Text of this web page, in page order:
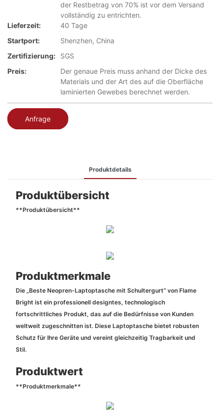
der Restbetrag von 70% ist vor dem Versand
vollständig zu entrichten.
Lieferzeit:
40 Tage
Startport:
Shenzhen, China
Zertifizierung:
SGS
Preis:
Der genaue Preis muss anhand der Dicke des
Materials und der Art des auf die Oberfläche
laminierten Gewebes berechnet werden.
Anfrage
Produktdetails
Produktübersicht
**Produktübersicht**
Produktmerkmale
Die „Beste Neopren-Laptoptasche mit Schultergurt“ von Flame
Bright ist ein professionell designtes, technologisch
fortschrittliches Produkt, das auf die Bedürfnisse von Kunden
weltweit zugeschnitten ist. Diese Laptoptasche bietet robusten
Schutz für Ihre Geräte und vereint gleichzeitig Tragbarkeit und
Stil.
Produktwert
**Produktmerkmale**